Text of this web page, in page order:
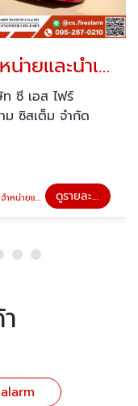
จำหน่ายและนำเข้าอุปกรณ์ Fire Alarm
ซี เอส ไฟร์
ม ซิสเต็ม จำกัด
ายและนำเข้าอุปกรณ์ Fire Alarm ดูรายละเอียด